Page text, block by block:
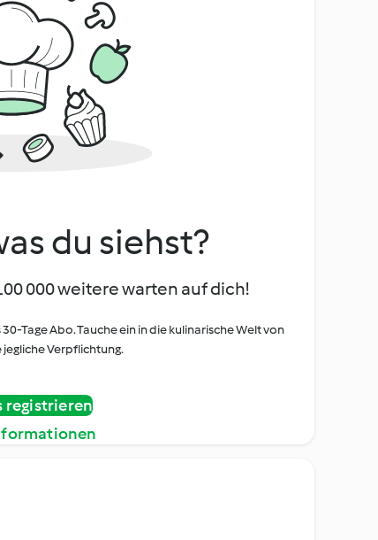
du siehst?
000 weitere warten auf dich!
Tage Abo. Tauche ein in die kulinarische Welt von
Verpflichtung.
registrieren